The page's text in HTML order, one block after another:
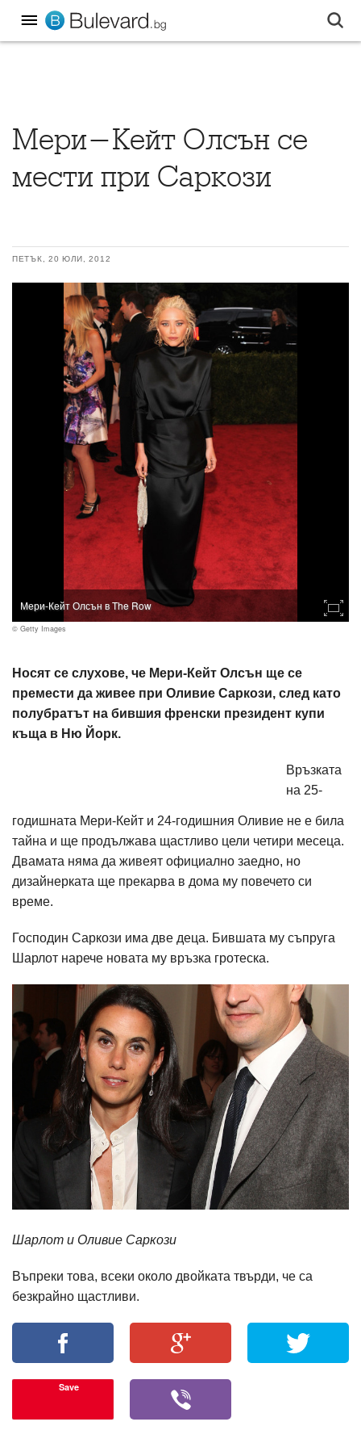
Мери-Кейт Олсън се
мести при Саркози
ПЕТЪК, 20 ЮЛИ, 2012
Мери-Кейт Олсън в The Row
© Getty Images
Носят се слухове, че Мери-Кейт Олсън ще се
премести да живее при Оливие Саркози, след като
полубратът на бившия френски президент купи
къща в Ню Йорк.
Връзката
на 25-
годишната Мери-Кейт и 24-годишния Оливие не е била
тайна и ще продължава щастливо цели четири месеца.
Двамата няма да живеят официално заедно, но
дизайнерката ще прекарва в дома му повечето си
време.
Господин Саркози има две деца. Бившата му съпруга
Шарлот нарече новата му връзка гротеска.
Шарлот и Оливие Саркози
Въпреки това, всеки около двойката твърди, че са
безкрайно щастливи.
Save